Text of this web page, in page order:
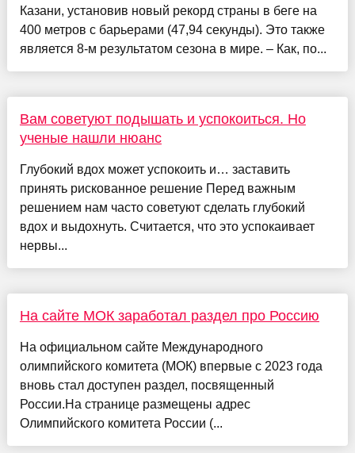
Казани, установив новый рекорд страны в беге на
400 метров с барьерами (47,94 секунды). Это также
является 8-м результатом сезона в мире. – Как, по...
Вам советуют подышать и успокоиться. Но
ученые нашли нюанс
Глубокий вдох может успокоить и… заставить
принять рискованное решение Перед важным
решением нам часто советуют сделать глубокий
вдох и выдохнуть. Считается, что это успокаивает
нервы...
На сайте МОК заработал раздел про Россию
На официальном сайте Международного
олимпийского комитета (МОК) впервые с 2023 года
вновь стал доступен раздел, посвященный
России.На странице размещены адрес
Олимпийского комитета России (...